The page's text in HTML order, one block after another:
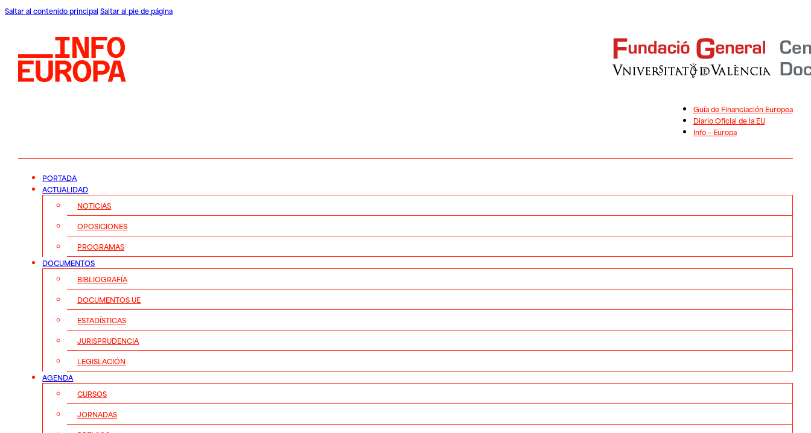
Saltar al contenido principal Saltar al pie de página
Guía de Financiación Europea
Diario Oficial de la EU
Info – Europa
PORTADA
ACTUALIDAD
NOTICIAS
OPOSICIONES
PROGRAMAS
DOCUMENTOS
BIBLIOGRAFÍA
DOCUMENTOS UE
ESTADÍSTICAS
JURISPRUDENCIA
LEGISLACIÓN
AGENDA
CURSOS
JORNADAS